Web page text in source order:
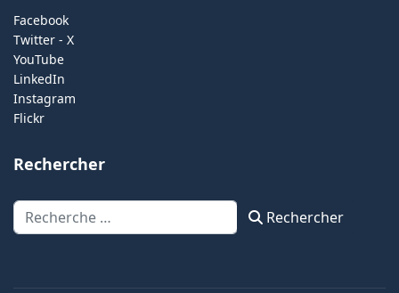
Facebook
Twitter - X
YouTube
LinkedIn
Instagram
Flickr
Rechercher
Rechercher Rechercher